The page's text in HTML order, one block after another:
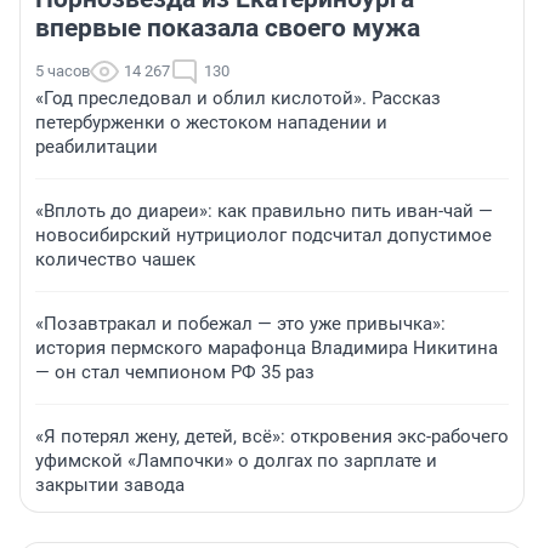
впервые показала своего мужа
5 часов 14 267 130
«Год преследовал и облил кислотой». Рассказ
петербурженки о жестоком нападении и
реабилитации
«Вплоть до диареи»: как правильно пить иван-чай —
новосибирский нутрициолог подсчитал допустимое
количество чашек
«Позавтракал и побежал — это уже привычка»:
история пермского марафонца Владимира Никитина
— он стал чемпионом РФ 35 раз
«Я потерял жену, детей, всё»: откровения экс-рабочего
уфимской «Лампочки» о долгах по зарплате и
закрытии завода